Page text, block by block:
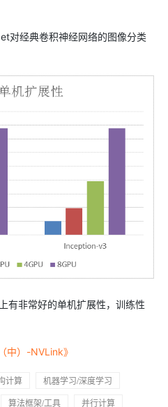
对经典卷积神经网络的图像分类
有非常好的单机扩展性，训练性
中）-NVLink》
计算
机器学习/深度学习
算法框架/工具 并行计算